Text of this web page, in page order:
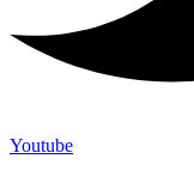
Youtube